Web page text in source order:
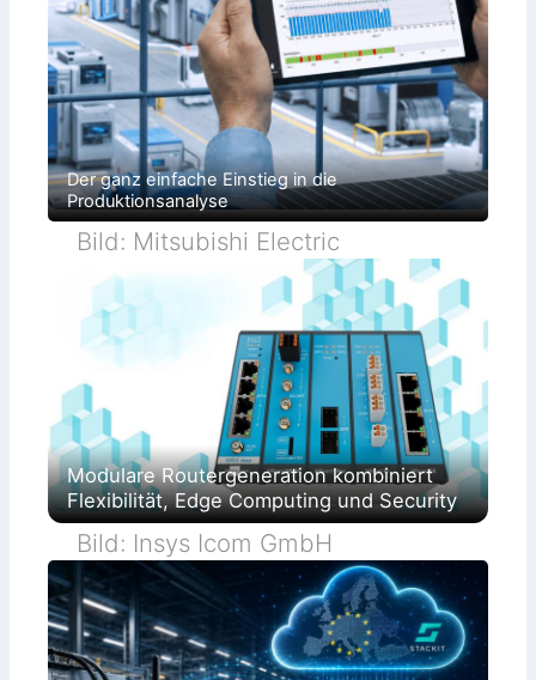
Der ganz einfache Einstieg in die
Produktionsanalyse
Bild: Mitsubishi Electric
Modulare Routergeneration kombiniert
Flexibilität, Edge Computing und Security
Bild: Insys Icom GmbH